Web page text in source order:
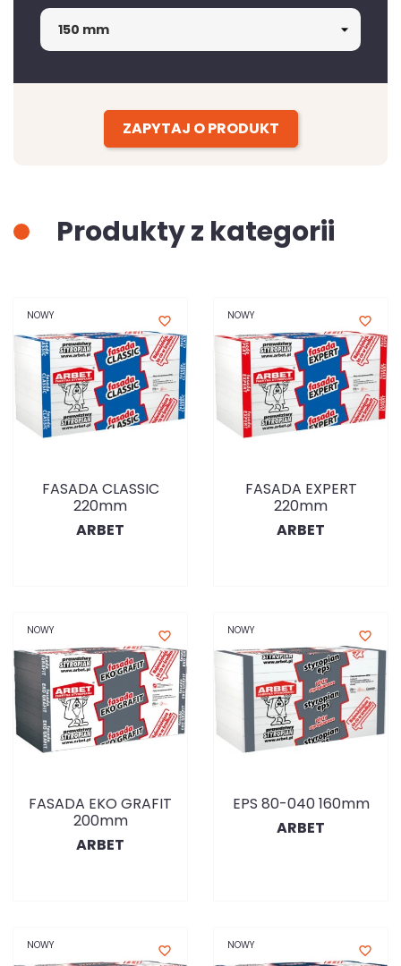
ZAPYTAJ O PRODUKT
Produkty z kategorii
NOWY favorite_border
FASADA CLASSIC
220mm
ARBET
NOWY favorite_border
FASADA EXPERT
220mm
ARBET
NOWY favorite_border
FASADA EKO GRAFIT
200mm
ARBET
NOWY favorite_border
EPS 80-040 160mm
ARBET
NOWY favorite_border NOWY favorite_border